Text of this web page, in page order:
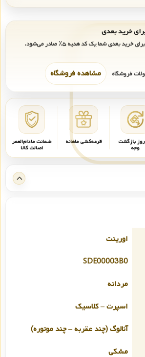
برای خرید بعدی شما یک کد هدیه۵٪ صادر می‌شود.
فروشگاه مشاهده فروشگاه
۱۴ روز بازگشت
وجه
قرعه‌کشی ماهانه ضمانت مادام‌العمر
اصالت کالا
اورینت
SDE00003B0
مردانه
اسپرت – کلاسیک
آنالوگ (چند عقربه – چند موتوره)
مشکی